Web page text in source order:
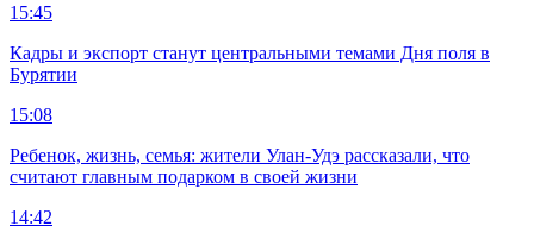
15:45
Кадры и экспорт станут центральными темами Дня поля в
Бурятии
15:08
Ребенок, жизнь, семья: жители Улан-Удэ рассказали, что
считают главным подарком в своей жизни
14:42